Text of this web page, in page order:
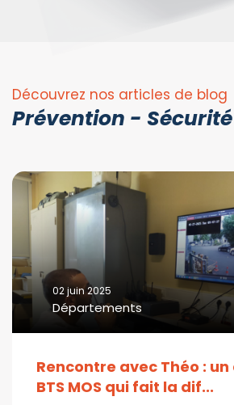
Découvrez nos articles de blog
Prévention - Sécurité
02 juin 2025
Départements
Rencontre avec Théo :
BTS MOS qui fait la dif...